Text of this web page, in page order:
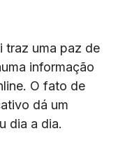
traz uma paz de
informação
O fato de
dá um
dia a dia.